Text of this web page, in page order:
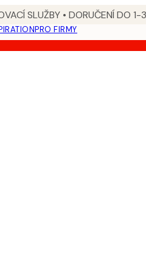
SLUŽBY • DORUČENÍ DO 1-
PRO FIRMY